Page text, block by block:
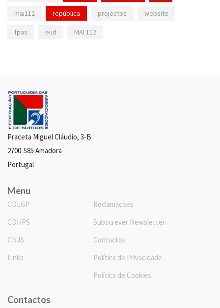
mai112 república projectos website
fpas eud MAI 112
Praceta Miguel Cláudio, 3-B
2700-585 Amadora
Portugal
Menu
CDLGP
CDHPS
CNJS
Links
Reclamações
Subscrever Newsletter
Contactos
Política de Privacidade
Política de Cookies
Contactos